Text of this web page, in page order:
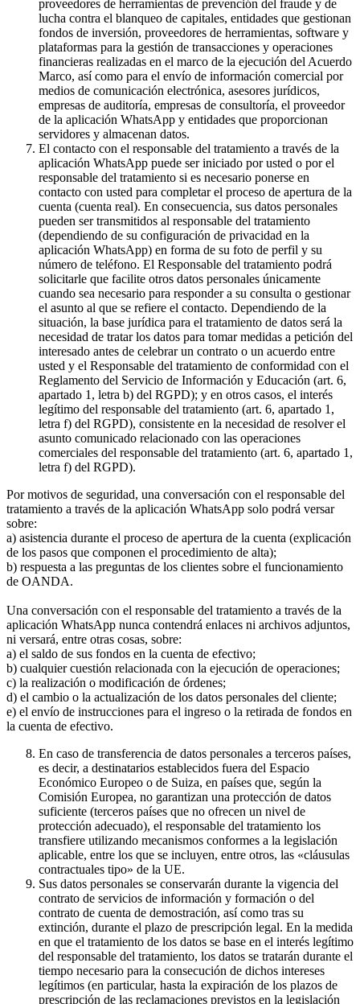
proveedores de herramientas de prevención del fraude y de
lucha contra el blanqueo de capitales, entidades que gestionan
fondos de inversión, proveedores de herramientas, software y
plataformas para la gestión de transacciones y operaciones
financieras realizadas en el marco de la ejecución del Acuerdo
Marco, así como para el envío de información comercial por
medios de comunicación electrónica, asesores jurídicos,
empresas de auditoría, empresas de consultoría, el proveedor
de la aplicación WhatsApp y entidades que proporcionan
servidores y almacenan datos.
El contacto con el responsable del tratamiento a través de la
aplicación WhatsApp puede ser iniciado por usted o por el
responsable del tratamiento si es necesario ponerse en
contacto con usted para completar el proceso de apertura de la
cuenta (cuenta real). En consecuencia, sus datos personales
pueden ser transmitidos al responsable del tratamiento
(dependiendo de su configuración de privacidad en la
aplicación WhatsApp) en forma de su foto de perfil y su
número de teléfono. El Responsable del tratamiento podrá
solicitarle que facilite otros datos personales únicamente
cuando sea necesario para responder a su consulta o gestionar
el asunto al que se refiere el contacto. Dependiendo de la
situación, la base jurídica para el tratamiento de datos será la
necesidad de tratar los datos para tomar medidas a petición del
interesado antes de celebrar un contrato o un acuerdo entre
usted y el Responsable del tratamiento de conformidad con el
Reglamento del Servicio de Información y Educación (art. 6,
apartado 1, letra b) del RGPD); y en otros casos, el interés
legítimo del responsable del tratamiento (art. 6, apartado 1,
letra f) del RGPD), consistente en la necesidad de resolver el
asunto comunicado relacionado con las operaciones
comerciales del responsable del tratamiento (art. 6, apartado 1,
letra f) del RGPD).
Por motivos de seguridad, una conversación con el responsable del
tratamiento a través de la aplicación WhatsApp solo podrá versar
sobre:
a) asistencia durante el proceso de apertura de la cuenta (explicación
de los pasos que componen el procedimiento de alta);
b) respuesta a las preguntas de los clientes sobre el funcionamiento
de OANDA.
Una conversación con el responsable del tratamiento a través de la
aplicación WhatsApp nunca contendrá enlaces ni archivos adjuntos,
ni versará, entre otras cosas, sobre:
a) el saldo de sus fondos en la cuenta de efectivo;
b) cualquier cuestión relacionada con la ejecución de operaciones;
c) la realización o modificación de órdenes;
d) el cambio o la actualización de los datos personales del cliente;
e) el envío de instrucciones para el ingreso o la retirada de fondos en
la cuenta de efectivo.
En caso de transferencia de datos personales a terceros países,
es decir, a destinatarios establecidos fuera del Espacio
Económico Europeo o de Suiza, en países que, según la
Comisión Europea, no garantizan una protección de datos
suficiente (terceros países que no ofrecen un nivel de
protección adecuado), el responsable del tratamiento los
transfiere utilizando mecanismos conformes a la legislación
aplicable, entre los que se incluyen, entre otros, las «cláusulas
contractuales tipo» de la UE.
Sus datos personales se conservarán durante la vigencia del
contrato de servicios de información y formación o del
contrato de cuenta de demostración, así como tras su
extinción, durante el plazo de prescripción legal. En la medida
en que el tratamiento de los datos se base en el interés legítimo
del responsable del tratamiento, los datos se tratarán durante el
tiempo necesario para la consecución de dichos intereses
legítimos (en particular, hasta la expiración de los plazos de
prescripción de las reclamaciones previstos en la legislación